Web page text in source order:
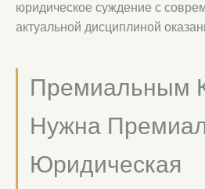
юридическое суждение с
актуальной дисциплиной
Премиальным
Нужна
Юридическая